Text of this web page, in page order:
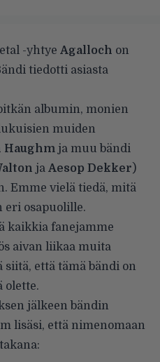
-yhtye Agalloch on
tiedotti asiasta
albumin, monien
muiden
Haughm ja muu bändi
ja Aesop Dekker)
Emme vielä tiedä, mitä
eri osapuolille.
kaikkia fanejamme
aivan liikaa muita
että tämä bändi on
olette.
jälkeen bändin
lisäsi, että nimenomaan